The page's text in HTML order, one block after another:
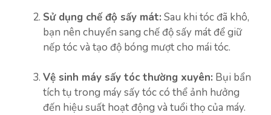
Sử dụng chế độ sấy mát: Sau khi tóc đã khô,
bạn nên chuyển sang chế độ sấy mát để giữ
nếp tóc và tạo độ bóng mượt cho mái tóc.
Vệ sinh máy sấy tóc thường xuyên: Bụi bẩn
tích tụ trong máy sấy tóc có thể ảnh hưởng
đến hiệu suất hoạt động và tuổi thọ của máy.